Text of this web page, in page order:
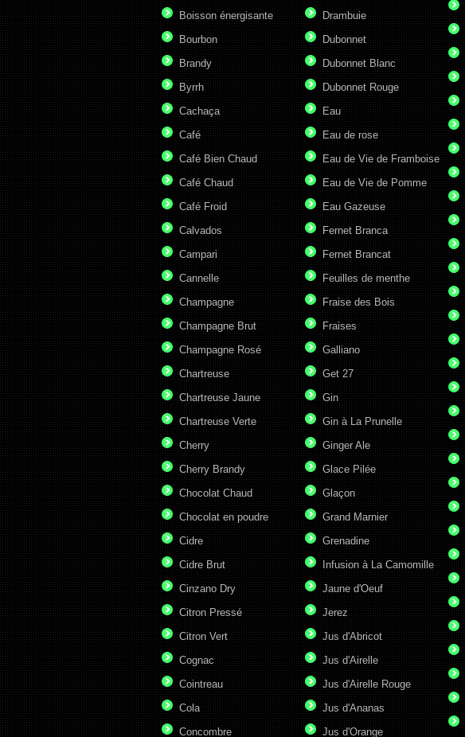
Boisson énergisante
Bourbon
Brandy
Byrrh
Cachaça
Café
Café Bien Chaud
Café Chaud
Café Froid
Calvados
Campari
Cannelle
Champagne
Champagne Brut
Champagne Rosé
Chartreuse
Chartreuse Jaune
Chartreuse Verte
Cherry
Cherry Brandy
Chocolat Chaud
Chocolat en poudre
Cidre
Cidre Brut
Cinzano Dry
Citron Pressé
Citron Vert
Cognac
Cointreau
Cola
Concombre
Drambuie
Dubonnet
Dubonnet Blanc
Dubonnet Rouge
Eau
Eau de rose
Eau de Vie de Framboise
Eau de Vie de Pomme
Eau Gazeuse
Fernet Branca
Fernet Brancat
Feuilles de menthe
Fraise des Bois
Fraises
Galliano
Get 27
Gin
Gin à La Prunelle
Ginger Ale
Glace Pilée
Glaçon
Grand Marnier
Grenadine
Infusion à La Camomille
Jaune d'Oeuf
Jerez
Jus d'Abricot
Jus d'Airelle
Jus d'Airelle Rouge
Jus d'Ananas
Jus d'Orange